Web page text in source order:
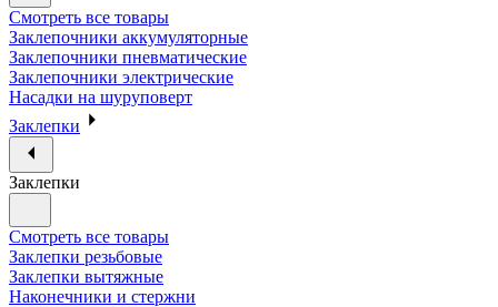
Смотреть все товары
Заклепочники аккумуляторные
Заклепочники пневматические
Заклепочники электрические
Насадки на шуруповерт
Заклепки
Заклепки
Смотреть все товары
Заклепки резьбовые
Заклепки вытяжные
Наконечники и стержни